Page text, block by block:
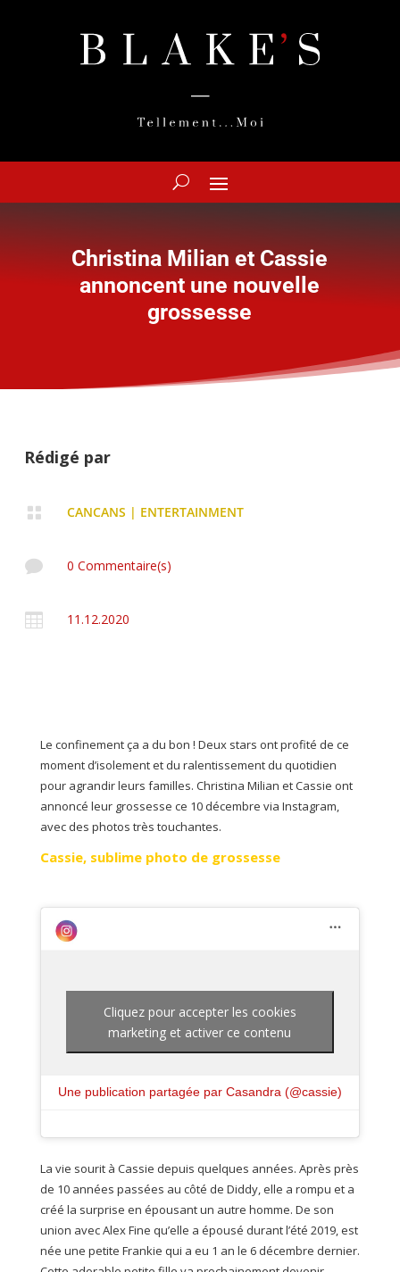
Christina Milian et Cassie
annoncent une nouvelle
grossesse
Rédigé par
 CANCANS | ENTERTAINMENT
 0 Commentaire(s)
 11.12.2020
Le confinement ça a du bon ! Deux stars ont profité de ce
moment d’isolement et du ralentissement du quotidien
pour agrandir leurs familles. Christina Milian et Cassie ont
annoncé leur grossesse ce 10 décembre via Instagram,
avec des photos très touchantes.
Cassie, sublime photo de grossesse
Une publication partagée par Casandra (@cassie)
Cliquez pour accepter les cookies
marketing et activer ce contenu
La vie sourit à Cassie depuis quelques années. Après près
de 10 années passées au côté de Diddy, elle a rompu et a
créé la surprise en épousant un autre homme. De son
union avec Alex Fine qu’elle a épousé durant l’été 2019, est
née une petite Frankie qui a eu 1 an le 6 décembre dernier.